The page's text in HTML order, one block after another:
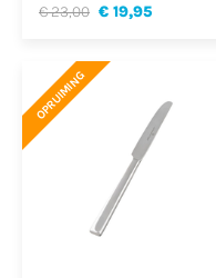
€ 23,00 € 19,95
OPRUIMING